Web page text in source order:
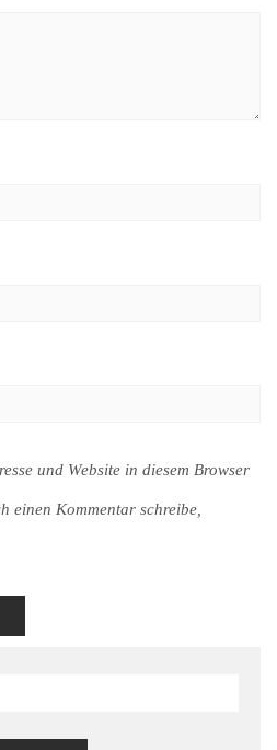
und Website in diesem Browser
einen Kommentar schreibe,